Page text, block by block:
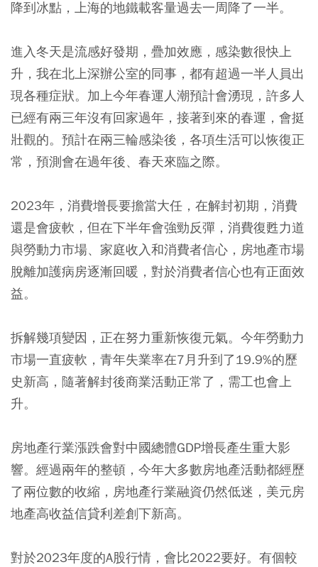
降到冰點，上海的地鐵載客量過去一周降了一半。
進入冬天是流感好發期，疊加效應，感染數很快上
升，我在北上深辦公室的同事，都有超過一半人員出
現各種症狀。加上今年春運人潮預計會湧現，許多人
已經有兩三年沒有回家過年，接著到來的春運，會挺
壯觀的。預計在兩三輪感染後，各項生活可以恢復正
常，預測會在過年後、春天來臨之際。
2023年，消費增長要擔當大任，在解封初期，消費
還是會疲軟，但在下半年會強勁反彈，消費復甦力道
與勞動力市場、家庭收入和消費者信心，房地產市場
脫離加護病房逐漸回暖，對於消費者信心也有正面效
益。
拆解幾項變因，正在努力重新恢復元氣。今年勞動力
市場一直疲軟，青年失業率在7月升到了19.9%的歷
史新高，隨著解封後商業活動正常了，需工也會上
升。
房地產行業漲跌會對中國總體GDP增長產生重大影
響。經過兩年的整頓，今年大多數房地產活動都經歷
了兩位數的收縮，房地產行業融資仍然低迷，美元房
地產高收益信貸利差創下新高。
對於2023年度的A股行情，會比2022要好。有個較